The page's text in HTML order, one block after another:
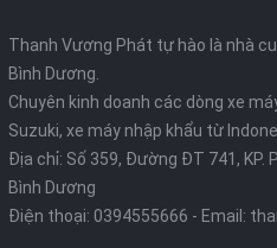
Thanh Vương Phát tự hào là nhà
Bình Dương.
Chuyên kinh doanh các dòng xe
Suzuki, xe máy nhập khẩu từ
Địa chỉ: Số 359, Đường ĐT 741, KP.
Bình Dương
Điện thoại: 0394555666 - Email: